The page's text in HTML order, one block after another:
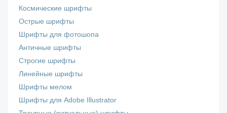
Космические шрифты
Острые шрифты
Шрифты для фотошопа
Античные шрифты
Строгие шрифты
Линейные шрифты
Шрифты мелом
Шрифты для Adobe Illustrator